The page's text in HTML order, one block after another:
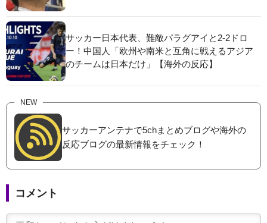
サッカー日本代表、難敵パラグアイと2-2ドロ
ー！中国人「欧州や南米と互角に戦えるアジア
のチームは日本だけ」【海外の反応】
NEW
サッカーアンテナで5chまとめブログや海外の
反応ブログの最新情報をチェック！
コメント